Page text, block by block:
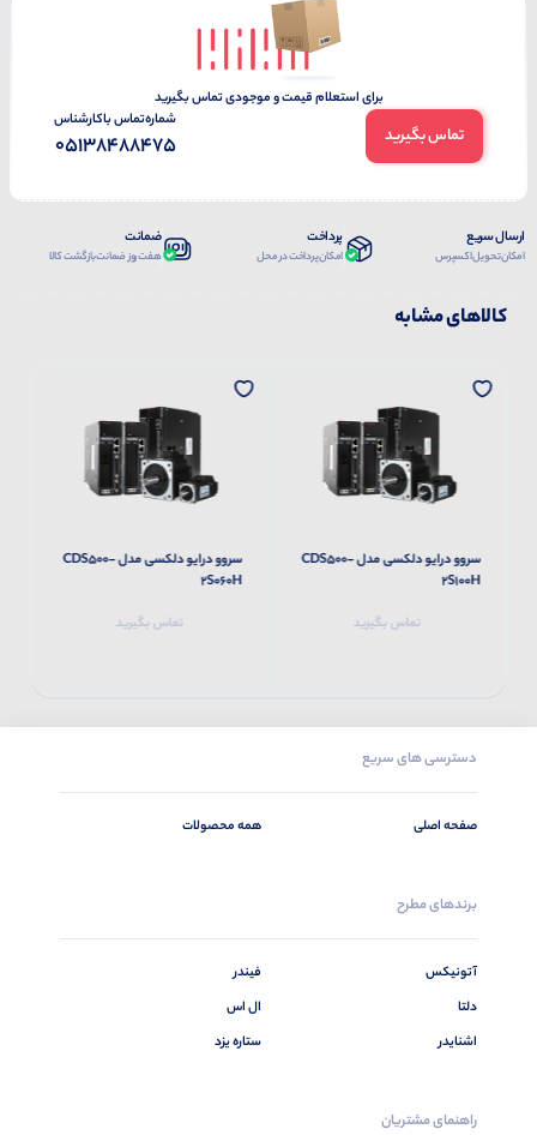
برای استعلام قیمت و موجودی تماس بگیرید
تماس بگیرید
شماره‌تماس‌ با‌کارشناس
05138488475
ارسال سریع
امکان تحویل اکسپرس
پرداخت
امکان پرداخت در محل
ضمانت
هفت روز ضمانت بازگشت کالا
کالاهای مشابه
سروو درایو دلکسی مدل CDS500-
2S100H
تماس بگیرید
سروو درایو دلکسی مدل CDS500-
2S060H
تماس بگیرید
دسترسی های سریع
صفحه اصلی همه محصولات
برندهای مطرح
آتونیکس
دلتا
اشنایدر
فیندر
ال اس
ستاره یزد
راهنمای مشتریان